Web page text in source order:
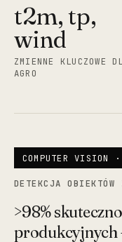
t2m, tp,
wind
ZMIENNE KLUCZOWE
AGRO
COMPUTER VISION ·
DETEKCJA OBIEKTÓW
>98%
produkcyjnych